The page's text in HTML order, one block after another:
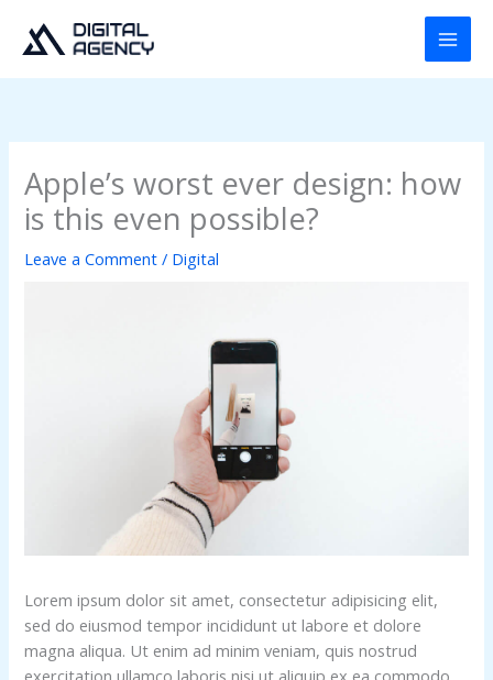
content
Apple’s worst ever design: how
is this even possible?
Leave a Comment / Digital
Lorem ipsum dolor sit amet, consectetur adipisicing elit,
sed do eiusmod tempor incididunt ut labore et dolore
magna aliqua. Ut enim ad minim veniam, quis nostrud